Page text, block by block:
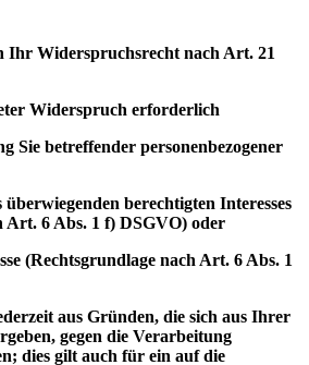
Ihr Widerspruchsrecht nach Art. 21
Widerspruch erforderlich
Sie betreffender personenbezogener
berechtigten Interesses
Art. 6 Abs. 1 f) DSGVO) oder
(Rechtsgrundlage nach Art. 6 Abs. 1
aus Gründen, die sich aus Ihrer
gegen die Verarbeitung
dies gilt auch für ein auf die